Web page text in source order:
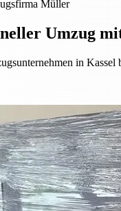
Müller
Umzug
in